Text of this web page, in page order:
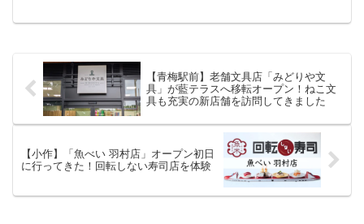
【青梅駅前】老舗文具店「みどりや文
具」が藍テラスへ移転オープン！ねこ文
具も充実の新店舗を訪問してきました
【小作】「魚べい 羽村店」オープン初日
に行ってきた！回転しない寿司店を体験